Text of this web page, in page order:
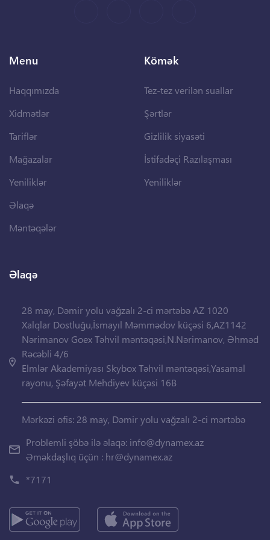
Menu
Haqqımızda
Xidmətlər
Tariflər
Mağazalar
Yeniliklər
Əlaqə
Məntəqələr
Kömək
Tez-tez verilən suallar
Şərtlər
Gizlilik siyasəti
İstifadəçi Razılaşması
Yeniliklər
Əlaqə
28 may, Dəmir yolu vağzalı 2-ci mərtəbə AZ 1020
Xalqlar Dostluğu,İsmayıl Məmmədov küçəsi 6,AZ1142
Nərimanov Goex Təhvil məntəqəsi,N.Nərimanov, Əhməd
Rəcəbli 4/6
Elmlər Akademiyası Skybox Təhvil məntəqəsi,Yasamal
rayonu, Şəfayət Mehdiyev küçəsi 16B
Mərkəzi ofis: 28 may, Dəmir yolu vağzalı 2-ci mərtəbə
Problemli şöbə ilə əlaqə: info@dynamex.az
Əməkdaşlıq üçün : hr@dynamex.az
*7171